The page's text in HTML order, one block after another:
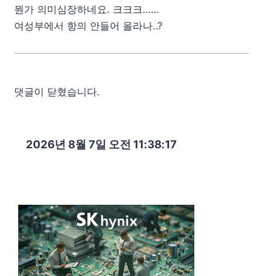
뭔가 의미심장하네요. 크크크……
여성부에서 항의 안들어 올라나..?
댓글이 닫혔습니다.
2026년 8월 7일 오전 11:38:18